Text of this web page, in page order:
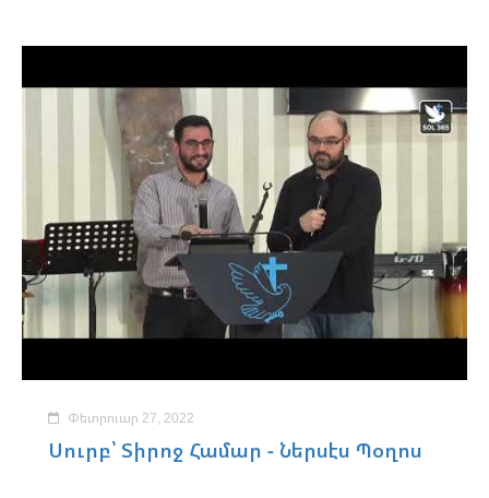
Փետրուար 27, 2022
Սուրբ՝ Տիրոջ Համար - Ներսէս Պօղոս